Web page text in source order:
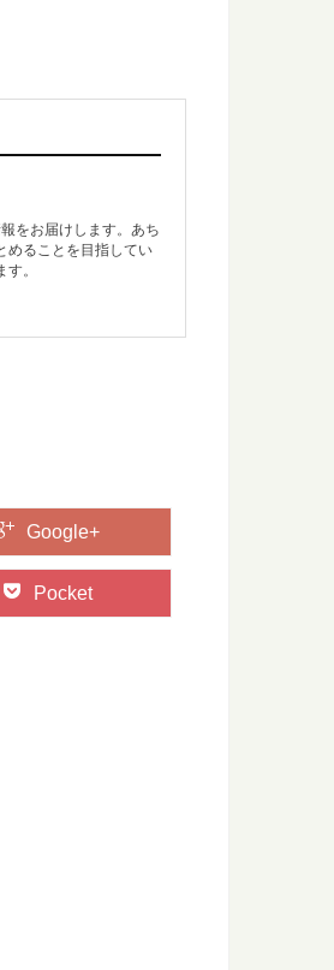
観光してみる
野県軽井沢町。 この大人
の「魚梁瀬杉（やなせす
をお届けします。あち
めることを目指してい
。
Google+
Pocket